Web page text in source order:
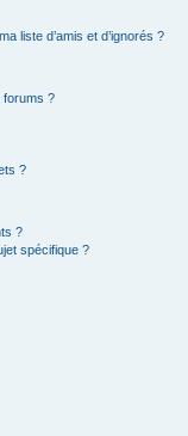
liste d’amis et d’ignorés ?
forums ?
?
?
spécifique ?